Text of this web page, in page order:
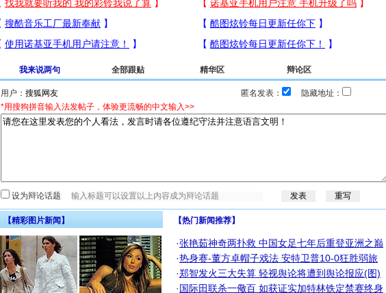
我来说两句 全部跟贴 精华区 辩论区
用户： 匿名发表：
隐藏地址：
*用搜狗拼音输入法发帖子，体验更流畅的中文输入>>
设为辩论话题
【精彩图片新闻】 【热门新闻推荐】
·张艳茹神奇两扑救 中国女足七年后重登亚洲之巅
·热身赛-董方卓帽子戏法 安特卫普10-0狂胜弱旅
·郑智发火三大失算 轻视舆论将遭到舆论报应(图)
·国际田联杀一儆百 如获证实加特林铁定禁赛终身